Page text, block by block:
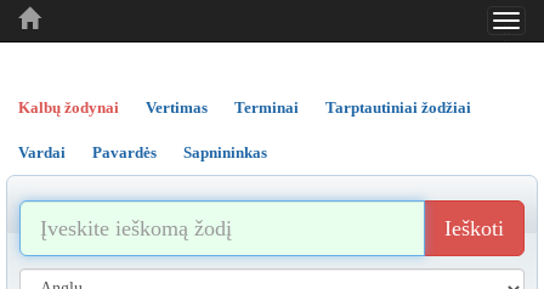
..
..
Kalbų žodynai Vertimas Terminai Tarptautiniai žodžiai
Vardai Pavardės Sapnininkas
Ieškoti